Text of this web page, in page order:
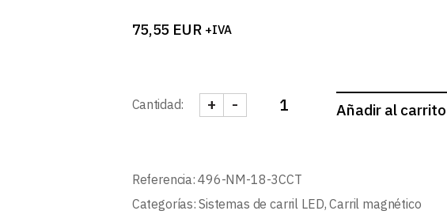
75,55 EUR +IVA
Cantidad: FOCO CARRIL MAGNETICO LINEAL
-
+ Añadir al carrito
Referencia: 496-NM-18-3CCT
Categorías: Sistemas de carril LED,Carril magnético